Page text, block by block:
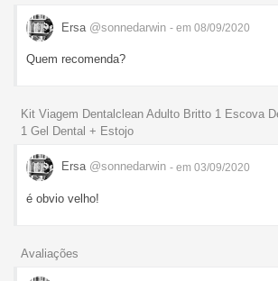
Ersa @sonnedarwin - em 08/09/2020
Quem recomenda?
Kit Viagem Dentalclean Adulto Britto 1 Escova
1 Gel Dental + Estojo
Ersa @sonnedarwin - em 03/09/2020
é obvio velho!
Avaliações